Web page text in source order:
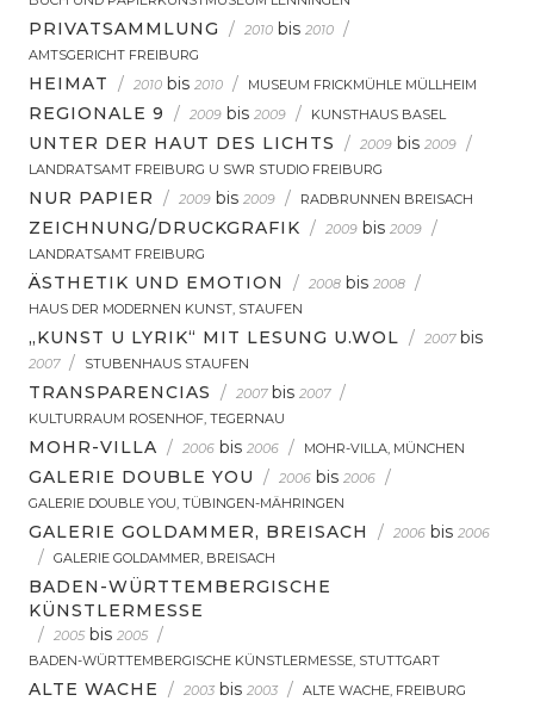
PRIVATSAMMLUNG / 2010 bis 2010 /
AMTSGERICHT FREIBURG
HEIMAT / 2010 bis 2010 / MUSEUM FRICKMÜHLE MÜLLHEIM
REGIONALE 9 / 2009 bis 2009 / KUNSTHAUS BASEL
UNTER DER HAUT DES LICHTS / 2009 bis 2009 /
LANDRATSAMT FREIBURG U SWR STUDIO FREIBURG
NUR PAPIER / 2009 bis 2009 / RADBRUNNEN BREISACH
ZEICHNUNG/DRUCKGRAFIK / 2009 bis 2009 /
LANDRATSAMT FREIBURG
ÄSTHETIK UND EMOTION / 2008 bis 2008 /
HAUS DER MODERNEN KUNST, STAUFEN
„KUNST U LYRIK“ MIT LESUNG U.WOL / 2007 bis
2007 / STUBENHAUS STAUFEN
TRANSPARENCIAS / 2007 bis 2007 /
KULTURRAUM ROSENHOF, TEGERNAU
MOHR-VILLA / 2006 bis 2006 / MOHR-VILLA, MÜNCHEN
GALERIE DOUBLE YOU / 2006 bis 2006 /
GALERIE DOUBLE YOU, TÜBINGEN-MÄHRINGEN
GALERIE GOLDAMMER, BREISACH / 2006 bis 2006
/ GALERIE GOLDAMMER, BREISACH
BADEN-WÜRTTEMBERGISCHE
KÜNSTLERMESSE
/ 2005 bis 2005 /
BADEN-WÜRTTEMBERGISCHE KÜNSTLERMESSE, STUTTGART
ALTE WACHE / 2003 bis 2003 / ALTE WACHE, FREIBURG